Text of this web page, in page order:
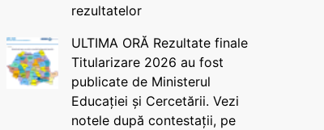
rezultatelor
ULTIMA ORĂ Rezultate finale
Titularizare 2026 au fost
publicate de Ministerul
Educației și Cercetării. Vezi
notele după contestații, pe